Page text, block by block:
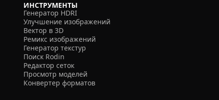
ИНСТРУМЕНТЫ
Генератор HDRI
Улучшение изображений
Вектор в 3D
Ремикс изображений
Генератор текстур
Поиск Rodin
Редактор сеток
Просмотр моделей
Конвертер форматов